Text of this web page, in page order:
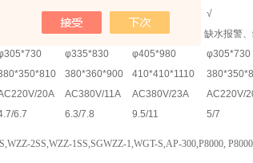
× × √
缺水报警
φ335*830 φ405*980 φ305*730
380*360*900 410*410*1110
20A AC380V/11A AC380V/23A AC220V/
6.7 6.3/7.8 9.5/11 5/7
2SS,WZZ-1SS,SGWZZ-1,WGT-S,AP-300,P8000,